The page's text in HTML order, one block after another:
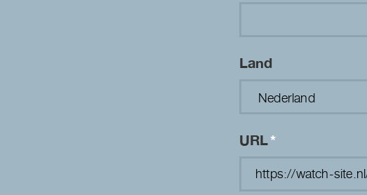
Land
URL*